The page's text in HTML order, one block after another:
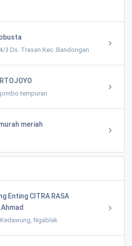
3 Ds. Trasan Kec. Bandongan
tempuran
meriah
Enting CITRA RASA
Ngablak